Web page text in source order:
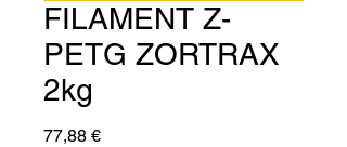
FILAMENT Z-
PETG ZORTRAX
2kg
77,88 €Prix